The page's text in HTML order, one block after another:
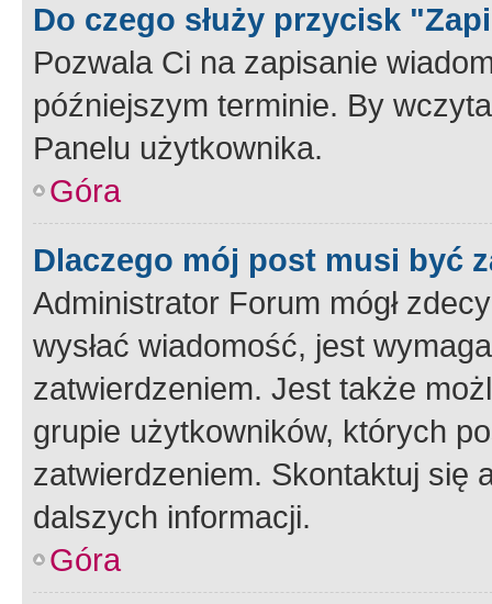
Do czego służy przycisk
Pozwala Ci na zapisanie
późniejszym terminie. By
Panelu użytkownika.
Góra
Dlaczego mój post musi być
Administrator Forum mógł
wysłać wiadomość, jest
zatwierdzeniem. Jest także
grupie użytkowników, których
zatwierdzeniem. Skontaktuj się
dalszych informacji.
Góra